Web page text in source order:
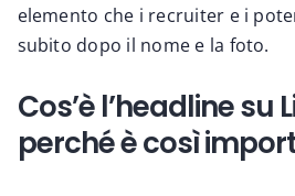
elemento che i recruiter e i
subito dopo il nome e la foto.
Cos’è l’headline su
perché è così